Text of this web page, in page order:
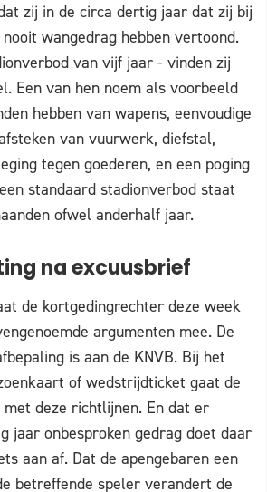
zij in de circa dertig jaar dat zij bij
nooit wangedrag hebben vertoond.
van vijf jaar - vinden zij
Een van hen noem als voorbeeld
hebben van wapens, eenvoudige
van vuurwerk, diefstal,
tegen goederen, en een poging
standaard stadionverbod staat
ofwel anderhalf jaar.
na excuusbrief
de kortgedingrechter deze week
argumenten mee. De
is aan de KNVB. Bij het
of wedstrijdticket gaat de
deze richtlijnen. En dat er
jaar onbesproken gedrag doet daar
aan af. Dat de apengebaren een
betreffende speler verandert de